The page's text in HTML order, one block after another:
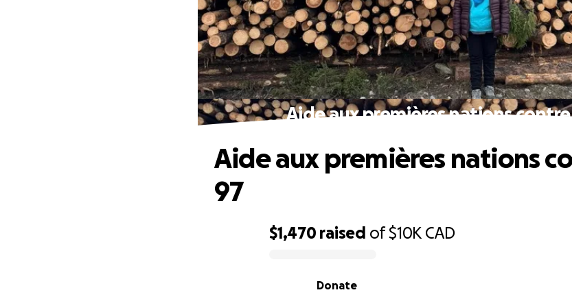
Aide aux premières nations
$1,470 raised of$10K CAD
Donate
Aide aux premières nations
97